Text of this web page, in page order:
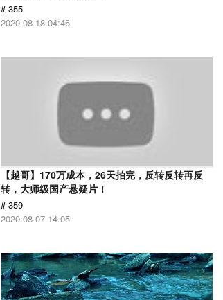
# 355
2020-08-18 04:46
【越哥】170万成本，26天拍完，反转反转再反
转，大师级国产悬疑片！
# 359
2020-08-07 14:05